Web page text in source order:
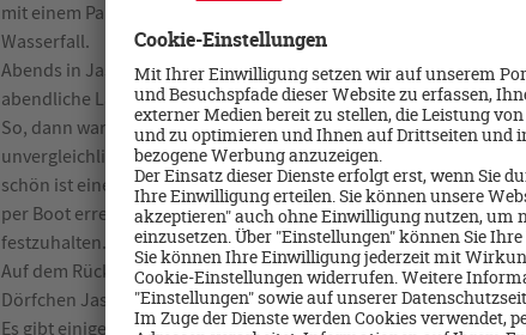
mit einem Panorama Blick auf das 280 Meter tiefer gelegen
Wasserfall.
Abends in Jasper angekommen wurden dann die Camper auf
abendliche Lagerfeuer genießen können.
So, dann waren wir endlich bei DEM Wahrzeichen der Rocky
unvergleichliche türkisgrüne Farbe und die sich spiegelnden
schön ist eine Bootsfahrt zur, in der Mitte des Sees gelegenen,
per Boot erreichen und hier einen kleinen Wanderweg entlang
festzuhalten.
Auf dem Rückweg nach Jasper passieren wir noch den Maligne
Dörfchen Jasper haben wir auch mal die Gelegenheit ein
Es gibt einigen kleine Souvenirläden und gemütliche